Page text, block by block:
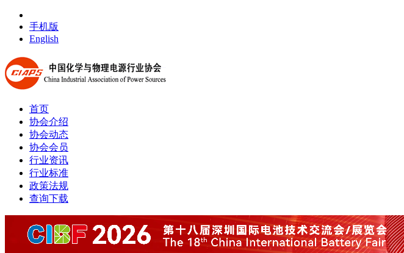
手机版
English
首页
协会介绍
协会动态
协会会员
行业资讯
行业标准
政策法规
查询下载